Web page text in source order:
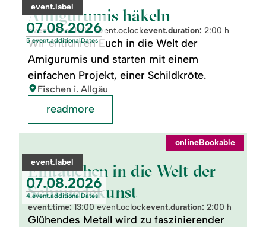
category:
event.label
event.nextDate:
07.08.2026
5 event.additionalDates
Amigurumis häkeln
event.time:11:00 event.oclockevent.duration: 2:00 h
Wir entführen Euch in die Welt der
Amigurumis und starten mit einem
einfachen Projekt, einer Schildkröte.
location:
Fischen i. Allgäu
readmore
category:
event.label
event.nextDate:
07.08.2026
4 event.additionalDates
onlineBookable
Eintauchen in die Welt der
Schmiedekunst
event.time:13:00 event.oclockevent.duration: 2:00 h
Glühendes Metall wird zu faszinierender
readmore:
in
Welt
der
Schmiedekunst